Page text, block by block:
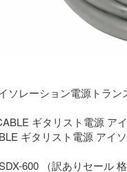
ソレーション電源トラン
ギタリスト電源 アイ